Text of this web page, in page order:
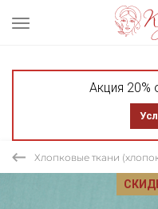
Акция 20%
Хлопковые ткани